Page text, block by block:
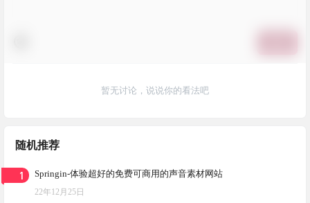
暂无讨论，说说你的看法吧
随机推荐
1 Springin-体验超好的免费可商用的声音素材网站
22年12月25日